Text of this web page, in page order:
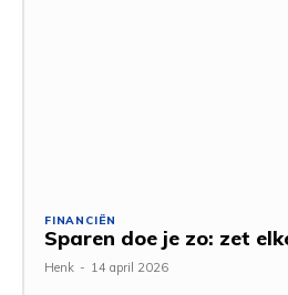
FINANCIËN
Sparen doe je zo: zet
Henk - 14 april 2026